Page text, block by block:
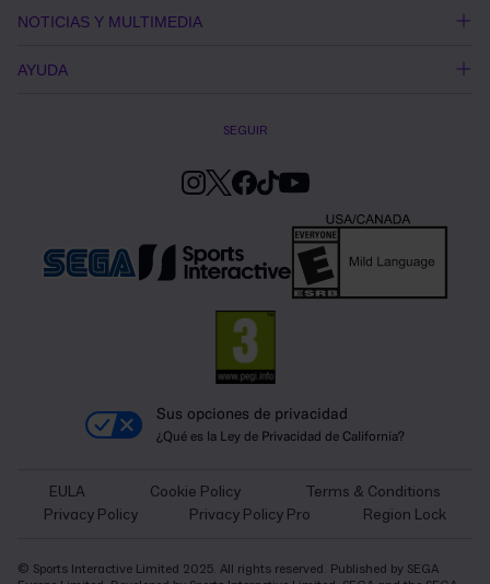
NOTICIAS Y MULTIMEDIA
AYUDA
SEGUIR
Sus opciones de privacidad
¿Qué es la Ley de Privacidad de California?
EULA Cookie Policy
Terms & Conditions
Privacy Policy
Privacy Policy Pro Region Lock
© Sports Interactive Limited 2025. All rights reserved. Published by SEGA